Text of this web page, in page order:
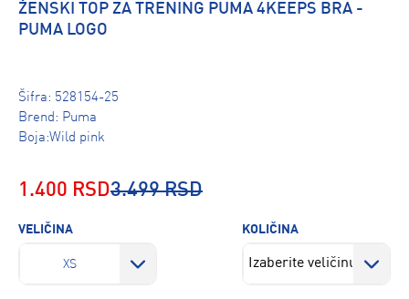
ŽENSKI TOP ZA TRENING PUMA 4KEEPS BRA -
PUMA LOGO
Šifra: 528154-25
Brend: Puma
Boja:Wild pink
1.400 RSD3.499 RSD
VELIČINA
XS
KOLIČINA